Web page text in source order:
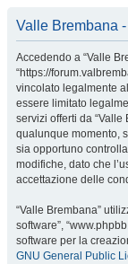
Valle Brembana
Accedendo a “Valle
“https://
vincolato legalmente
essere limitato
servizi offerti da “Valle
qualunque momento,
sia opportuno
modifiche, dato che
accettazione delle
“Valle Brembana”
software”,
software per la
GNU General Public